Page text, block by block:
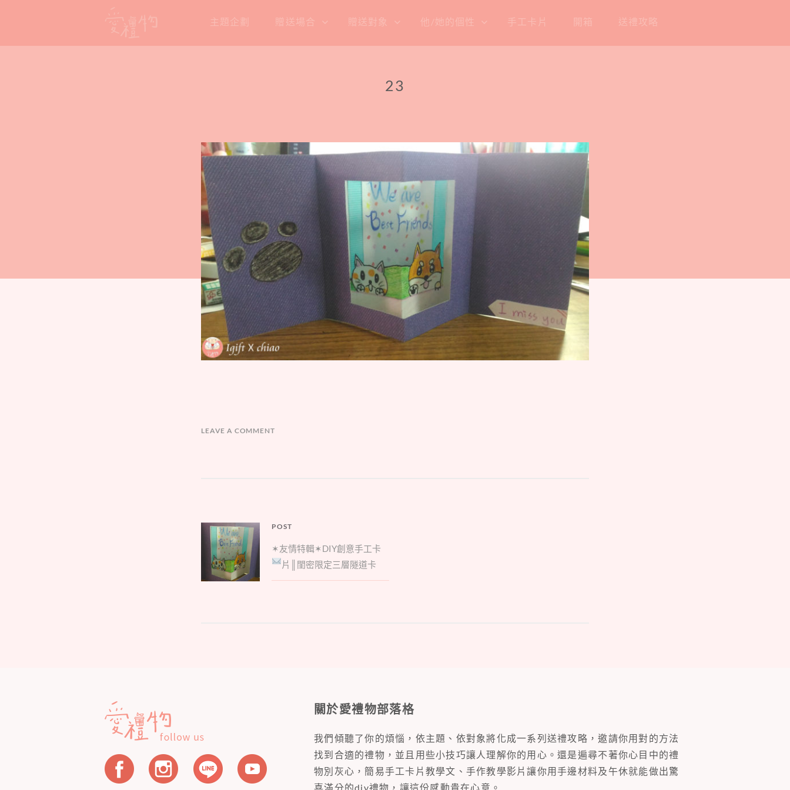
content
主題企劃 贈送場合 贈送對象 他/她的個性 手工卡片 開箱 送禮攻略
23
LEAVE A COMMENT
文
章
導
覽
POST
Parent
post:
✶友情特輯✶DIY創意手工卡
片║閨密限定三層隧道卡
關於愛禮物部落格
我們傾聽了你的煩惱，依主題、依對象將化成一系列送禮攻略，邀請你用對的方法
找到合適的禮物，並且用些小技巧讓人理解你的用心。還是遍尋不著你心目中的禮
物別灰心，簡易手工卡片教學文、手作教學影片讓你用手邊材料及午休就能做出驚
喜滿分的diy禮物，讓這份感動貴在心意。